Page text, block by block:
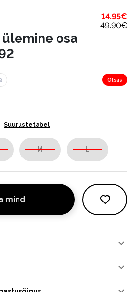
14.95€
49.90€
osa
Otsas
Suurustetabel
M L
mind